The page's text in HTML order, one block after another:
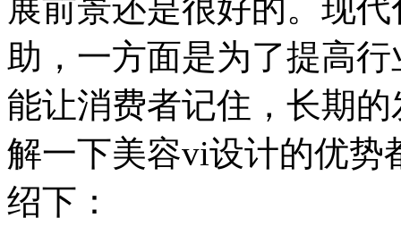
展前景还是很好的。现
助，一方面是为了提高
能让消费者记住，长期
解一下美容vi设计的优势
绍下：